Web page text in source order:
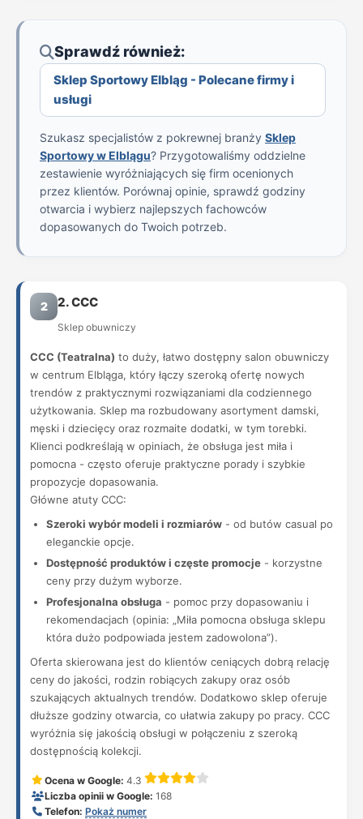
Sprawdź również:
Sklep Sportowy Elbląg - Polecane firmy i
usługi
Szukasz specjalistów z pokrewnej branży Sklep
Sportowy w Elblągu? Przygotowaliśmy oddzielne
zestawienie wyróżniających się firm ocenionych
przez klientów. Porównaj opinie, sprawdź godziny
otwarcia i wybierz najlepszych fachowców
dopasowanych do Twoich potrzeb.
2 2. CCC
Sklep obuwniczy
CCC (Teatralna) to duży, łatwo dostępny salon obuwniczy
w centrum Elbląga, który łączy szeroką ofertę nowych
trendów z praktycznymi rozwiązaniami dla codziennego
użytkowania. Sklep ma rozbudowany asortyment damski,
męski i dziecięcy oraz rozmaite dodatki, w tym torebki.
Klienci podkreślają w opiniach, że obsługa jest miła i
pomocna - często oferuje praktyczne porady i szybkie
propozycje dopasowania.
Główne atuty CCC:
Szeroki wybór modeli i rozmiarów - od butów casual po
eleganckie opcje.
Dostępność produktów i częste promocje - korzystne
ceny przy dużym wyborze.
Profesjonalna obsługa - pomoc przy dopasowaniu i
rekomendacjach (opinia: „Miła pomocna obsługa sklepu
która dużo podpowiada jestem zadowolona”).
Oferta skierowana jest do klientów ceniących dobrą relację
ceny do jakości, rodzin robiących zakupy oraz osób
szukających aktualnych trendów. Dodatkowo sklep oferuje
dłuższe godziny otwarcia, co ułatwia zakupy po pracy. CCC
wyróżnia się jakością obsługi w połączeniu z szeroką
dostępnością kolekcji.
Ocena w Google: 4.3
Liczba opinii w Google: 168
Telefon: Pokaż numer